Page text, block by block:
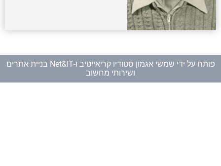
פותח על ידי שמשי אגמון סטודיו קריאייטיב ו-
Net&IT בניית אתרים
ושירותי מחשוב